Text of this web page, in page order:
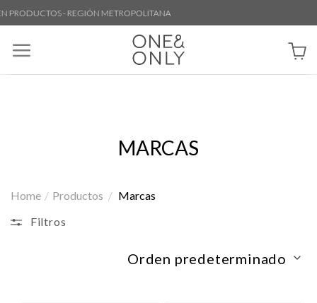
Skip
to
content
- REGIÓN METROPOLITANA
MARCAS
Home / Productos / Marcas
Filtros